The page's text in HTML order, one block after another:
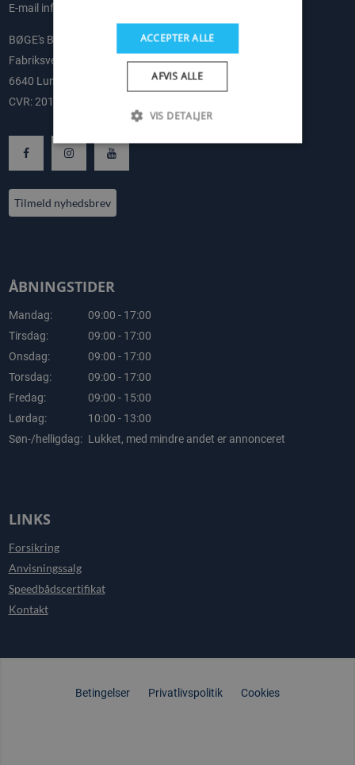
E-mail info@boges.dk
BØGE's BÅDE
Fabriksvej 2-4
6640 Lunderskov
CVR: 20178108
Tilmeld nyhedsbrev
ÅBNINGSTIDER
Mandag:
09:00 - 17:00
Tirsdag:
09:00 - 17:00
Onsdag:
09:00 - 17:00
Torsdag:
09:00 - 17:00
Fredag:
09:00 - 15:00
Lørdag:
10:00 - 13:00
Søn-/helligdag: Lukket, med mindre andet er annonceret
LINKS
Forsikring
Anvisningssalg
Speedbådscertifikat
Kontakt
Betingelser Privatlivspolitik Cookies
ACCEPTER ALLE
AFVIS ALLE
VIS DETALJER